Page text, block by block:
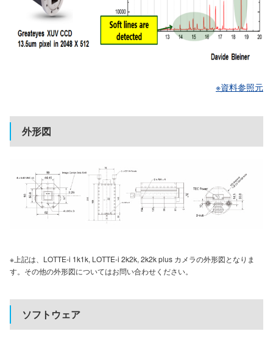
※資料参照元
外形図
※上記は、LOTTE-i 1k1k, LOTTE-i 2k2k, 2k2k plus カメラの外形図となりま
す。その他の外形図についてはお問い合わせください。
ソフトウェア